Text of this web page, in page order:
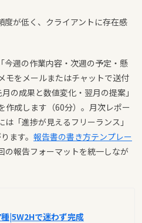
度が低く、クライアントに存在感
今週の作業内容・次週の予定・懸
モをメールまたはチャットで送付
の成果と数値変化・翌月の提案」
作成します（60分）。月次レポー
「進捗が見えるフリーランス」
ます。 報告書の書き方テンプレー
の報告フォーマットを統一しなが
|5W2Hで迷わず完成